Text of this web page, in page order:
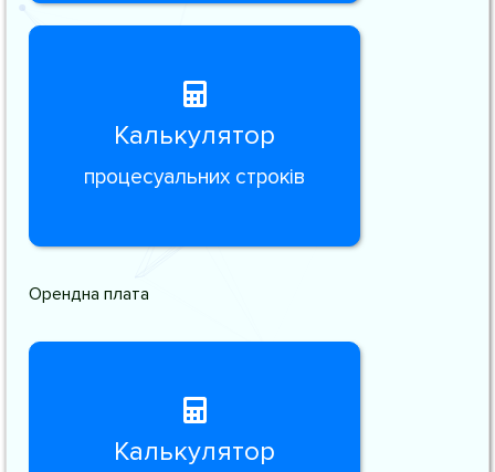
Калькулятор
процесуальних строків
Орендна плата
Калькулятор